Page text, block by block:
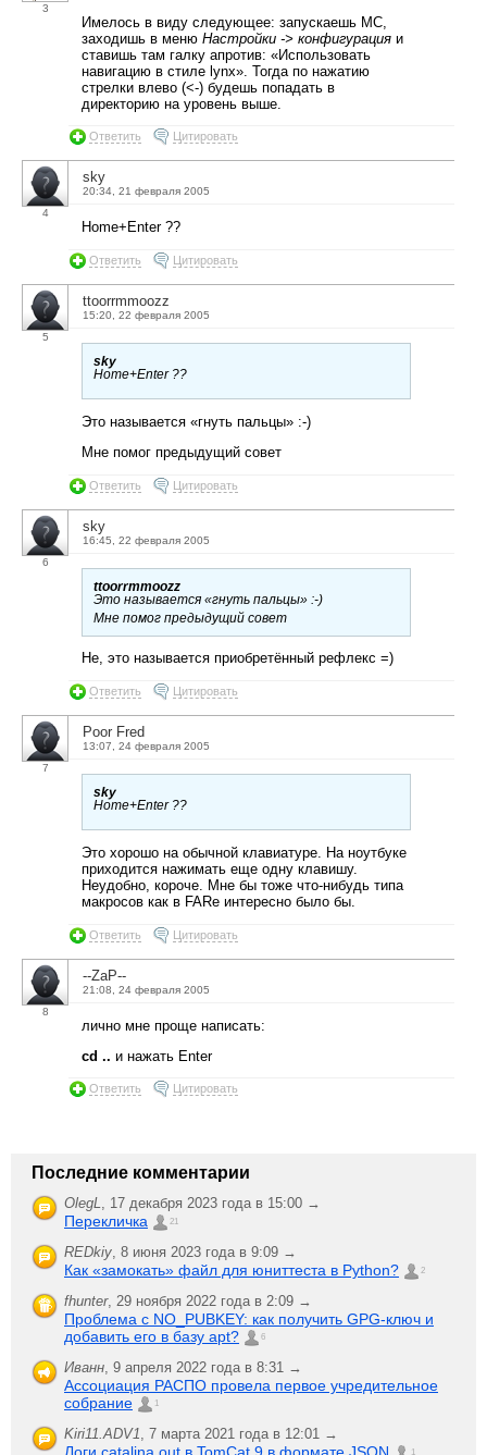
3
Имелось в виду следующее: запускаешь MC,
заходишь в меню Настройки -> конфигурация и
ставишь там галку апротив: «Использовать
навигацию в стиле lynx». Тогда по нажатию
стрелки влево (<-) будешь попадать в
директорию на уровень выше.
Ответить Цитировать
4
sky
20:34, 21 февраля 2005
Home+Enter ??
Ответить Цитировать
5
ttoorrmmoozz
15:20, 22 февраля 2005
sky
Home+Enter ??
Это называется «гнуть пальцы» :-)
Мне помог предыдущий совет
Ответить Цитировать
6
sky
16:45, 22 февраля 2005
ttoorrmmoozz
Это называется «гнуть пальцы» :-)
Мне помог предыдущий совет
Не, это называется приобретённый рефлекс =)
Ответить Цитировать
7
Poor Fred
13:07, 24 февраля 2005
sky
Home+Enter ??
Это хорошо на обычной клавиатуре. На ноутбуке
приходится нажимать еще одну клавишу.
Неудобно, короче. Мне бы тоже что-нибудь типа
макросов как в FARe интересно было бы.
Ответить Цитировать
8
--ZaP--
21:08, 24 февраля 2005
лично мне проще написать:
cd .. и нажать Enter
Ответить Цитировать
Последние комментарии
OlegL, 17 декабря 2023 года в 15:00 →
Перекличка 21
REDkiy, 8 июня 2023 года в 9:09 →
Как «замокать» файл для юниттеста в Python? 2
fhunter, 29 ноября 2022 года в 2:09 →
Проблема с NO_PUBKEY: как получить GPG-ключ и
добавить его в базу apt?
6
Иванн, 9 апреля 2022 года в 8:31 →
Ассоциация РАСПО провела первое учредительное
собрание
1
Kiri11.ADV1, 7 марта 2021 года в 12:01 →
1